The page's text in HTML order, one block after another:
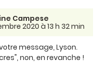
Campese
2020 à 13 h 32 min
message, Lyson.
non, en revanche !